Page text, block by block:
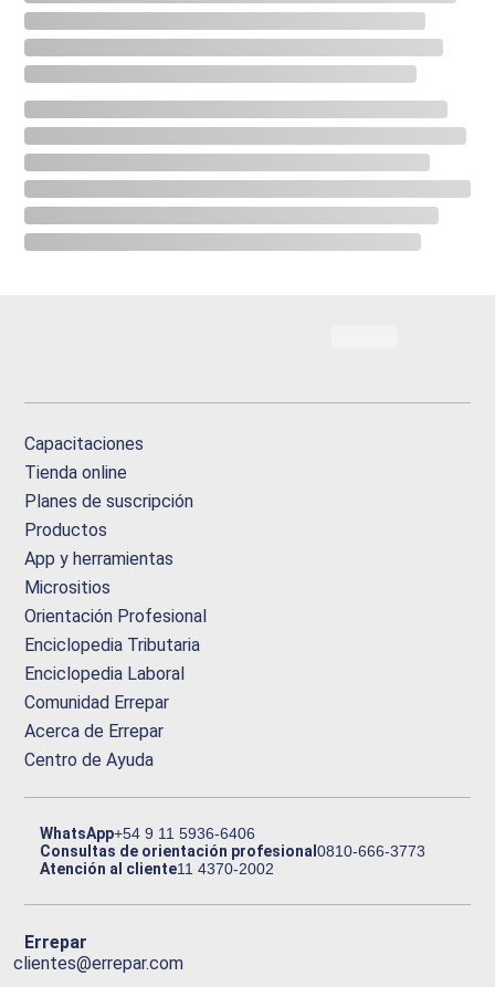
Capacitaciones
Tienda online
Planes de suscripción
Productos
App y herramientas
Micrositios
Orientación Profesional
Enciclopedia Tributaria
Enciclopedia Laboral
Comunidad Errepar
Acerca de Errepar
Centro de Ayuda
WhatsApp+54 9 11 5936-6406
Consultas de orientación profesional0810-666-3773
Atención al cliente11 4370-2002
Errepar
clientes@errepar.com